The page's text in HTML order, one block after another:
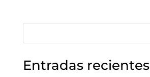
Entradas recientes